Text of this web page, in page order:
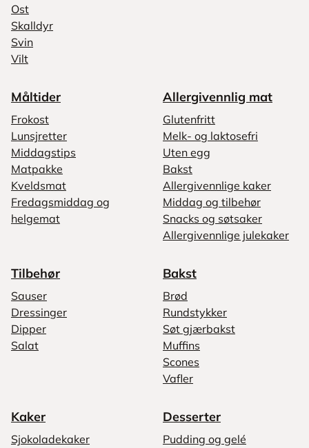
Ost
Skalldyr
Svin
Vilt
Måltider
Frokost
Lunsjretter
Middagstips
Matpakke
Kveldsmat
Fredagsmiddag og
helgemat
Allergivennlig mat
Glutenfritt
Melk- og laktosefri
Uten egg
Bakst
Allergivennlige kaker
Middag og tilbehør
Snacks og søtsaker
Allergivennlige julekaker
Tilbehør
Sauser
Dressinger
Dipper
Salat
Bakst
Brød
Rundstykker
Søt gjærbakst
Muffins
Scones
Vafler
Kaker
Sjokoladekaker
Desserter
Pudding og gelé